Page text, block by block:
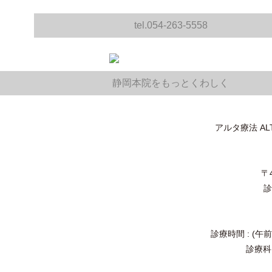
tel.054-263-5558
静岡本院をもっとくわしく
アルタ療法
診療時間 : (午
診療